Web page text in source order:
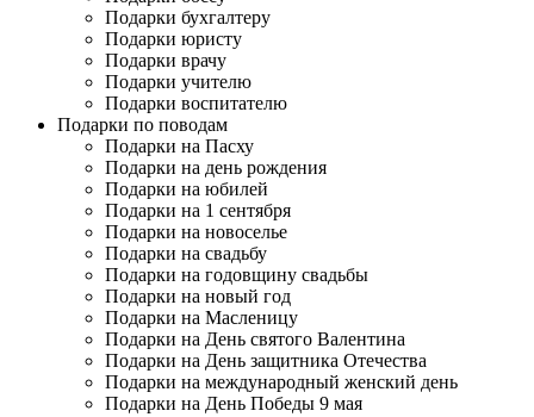
Подарки бухгалтеру
Подарки юристу
Подарки врачу
Подарки учителю
Подарки воспитателю
Подарки по поводам
Подарки на Пасху
Подарки на день рождения
Подарки на юбилей
Подарки на 1 сентября
Подарки на новоселье
Подарки на свадьбу
Подарки на годовщину свадьбы
Подарки на новый год
Подарки на Масленицу
Подарки на День святого Валентина
Подарки на День защитника Отечества
Подарки на международный женский день
Подарки на День Победы 9 мая